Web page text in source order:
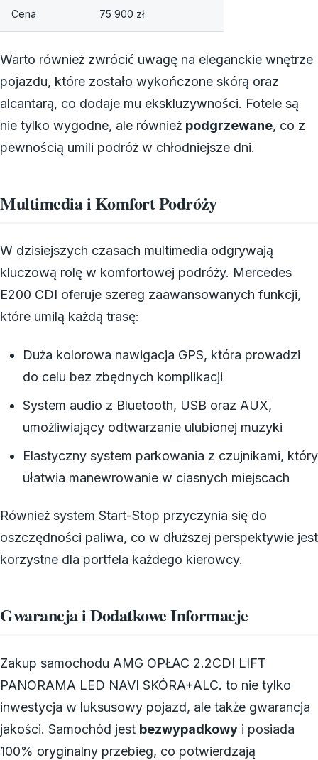
Cena 75 900 zł
Warto również zwrócić uwagę na eleganckie wnętrze
pojazdu, które zostało wykończone skórą oraz
alcantarą, co dodaje mu ekskluzywności. Fotele są
nie tylko wygodne, ale również podgrzewane, co z
pewnością umili podróż w chłodniejsze dni.
Multimedia i Komfort Podróży
W dzisiejszych czasach multimedia odgrywają
kluczową rolę w komfortowej podróży. Mercedes
E200 CDI oferuje szereg zaawansowanych funkcji,
które umilą każdą trasę:
Duża kolorowa nawigacja GPS, która prowadzi
do celu bez zbędnych komplikacji
System audio z Bluetooth, USB oraz AUX,
umożliwiający odtwarzanie ulubionej muzyki
Elastyczny system parkowania z czujnikami, który
ułatwia manewrowanie w ciasnych miejscach
Również system Start-Stop przyczynia się do
oszczędności paliwa, co w dłuższej perspektywie jest
korzystne dla portfela każdego kierowcy.
Gwarancja i Dodatkowe Informacje
Zakup samochodu AMG OPŁAC 2.2CDI LIFT
PANORAMA LED NAVI SKÓRA+ALC. to nie tylko
inwestycja w luksusowy pojazd, ale także gwarancja
jakości. Samochód jest bezwypadkowy i posiada
100% oryginalny przebieg, co potwierdzają